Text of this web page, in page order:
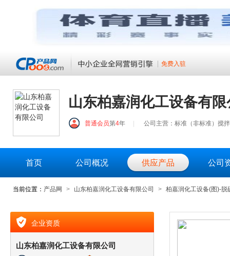
免费入驻
山东柏嘉润化工设备有限
普通会员第4年 公司主营：标准（非标准）搅
首页 公司概况 供应产品 公司
当前位置： 产品网 > 山东柏嘉润化工设备有限公司 > 柏嘉润化工设备(图)-脱
企业资质
山东柏嘉润化工设备有限公司